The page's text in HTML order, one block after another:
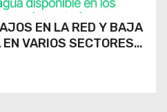
EN LA RED Y BAJA
VARIOS SECTORES